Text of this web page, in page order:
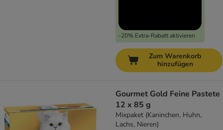
-20% Extra-Rabatt aktivieren
Zum Warenkorb
hinzufügen
Gourmet Gold Feine Pastete
12 x 85 g
Mixpaket (Kaninchen, Huhn,
Lachs, Nieren)